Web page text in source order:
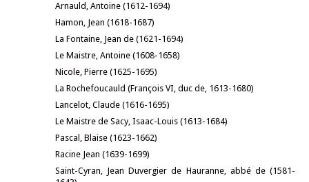
Arnauld, Antoine (1612-1694)
Hamon, Jean (1618-1687)
La Fontaine, Jean de (1621-1694)
Le Maistre, Antoine (1608-1658)
Nicole, Pierre (1625-1695)
La Rochefoucauld (François VI, duc de, 1613-1680)
Lancelot, Claude (1616-1695)
Le Maistre de Sacy, Isaac-Louis (1613-1684)
Pascal, Blaise (1623-1662)
Racine Jean (1639-1699)
Saint-Cyran, Jean Duvergier de Hauranne, abbé de (1581-